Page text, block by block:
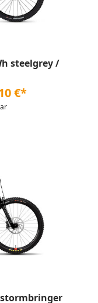
steelgrey /
€*
stormbringer